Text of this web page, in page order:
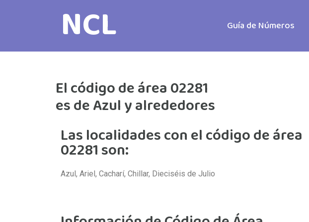
NCL Guía de Números
El código de área 02281
es de Azul y alrededores
Las localidades con el código de área
02281 son:
Azul, Ariel, Cacharí, Chillar, Dieciséis de Julio